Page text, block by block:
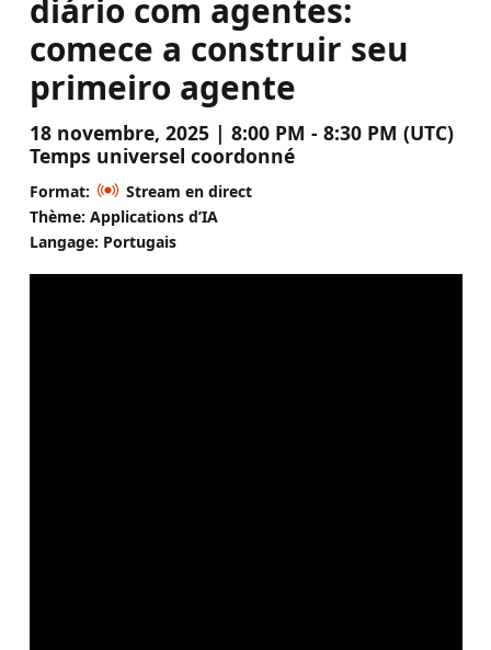
diário com agentes:
comece a construir seu
primeiro agente
18 novembre, 2025 | 8:00 PM - 8:30 PM (UTC)
Temps universel coordonné
Format:
Stream en direct
Thème: Applications d’IA
Langage: Portugais